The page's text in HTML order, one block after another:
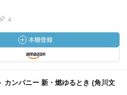
4
カンパニー 新・燃ゆるとき (角川文